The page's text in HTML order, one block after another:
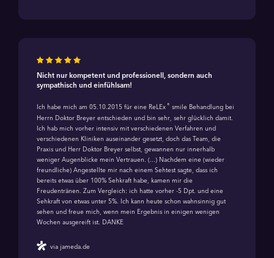
Nicht nur kompetent und professionell, sondern auch
sympathisch und einfühlsam!
Ich habe mich am 05.10.2015 für eine ReLEx ® smile Behandlung bei
Herrn Doktor Breyer entschieden und bin sehr, sehr glücklich damit.
Ich hab mich vorher intensiv mit verschiedenen Verfahren und
verschiedenen Kliniken auseinander gesetzt, doch das Team, die
Praxis und Herr Doktor Breyer selbst, gewannen nur innerhalb
weniger Augenblicke mein Vertrauen. (...) Nachdem eine (wieder
freundliche) Angestellte mir nach einem Sehtest sagte, dass ich
bereits etwas über 100% Sehkraft habe, kamen mir die
Freudentränen. Zum Vergleich: ich hatte vorher -5 Dpt. und eine
Sehkraft von etwas unter 5%. Ich kann heute schon wahnsinnig gut
sehen und freue mich, wenn mein Ergebnis in einigen wenigen
Wochen ausgereift ist. DANKE
via jameda.de